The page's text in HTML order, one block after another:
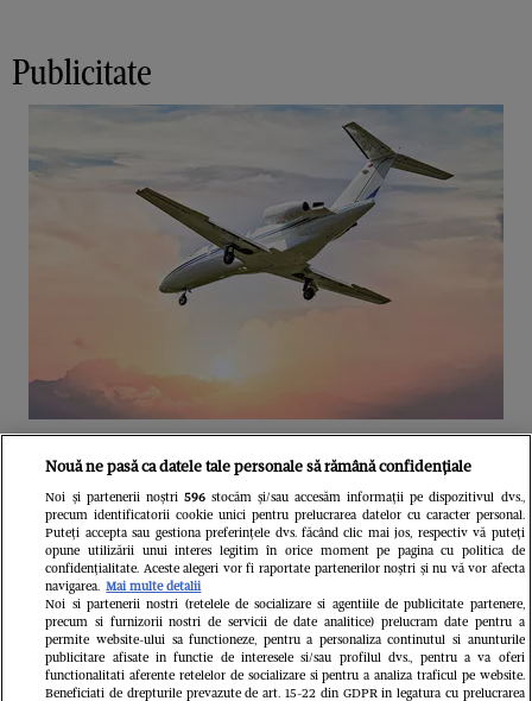
Publicitate
Unul dintre cele mai folosite
aeroporturi din Europa își închide
complet porțile timp de trei luni.
Milioane de pasageri, afectați
Nouă ne pasă ca datele tale personale să rămână confidențiale
Noi și partenerii noștri 596stocăm și/sau accesăm informații pe dispozitivul dvs.,
precum identificatorii cookie unici pentru prelucrarea datelor cu caracter personal.
Puteți accepta sau gestiona preferințele dvs. făcând clic mai jos, respectiv vă puteți
opune utilizării unui interes legitim în orice moment pe pagina cu politica de
confidențialitate. Aceste alegeri vor fi raportate partenerilor noștri și nu vă vor afecta
navigarea. Mai multe detalii
Noi si partenerii nostri (retelele de socializare si agentiile de publicitate partenere,
precum si furnizorii nostri de servicii de date analitice) prelucram date pentru a
permite website-ului sa functioneze, pentru a personaliza continutul si anunturile
publicitare afisate in functie de interesele si/sau profilul dvs., pentru a va oferi
functionalitati aferente retelelor de socializare si pentru a analiza traficul pe website.
Beneficiati de drepturile prevazute de art. 15-22 din GDPR in legatura cu prelucrarea